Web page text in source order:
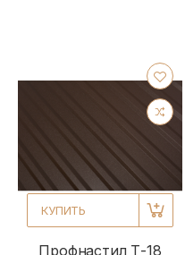
КУПИТЬ
Профнастил Т-18